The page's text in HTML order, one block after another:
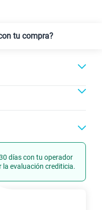
tu compra?
Portabilidad
días con tu operador
la evaluación crediticia.